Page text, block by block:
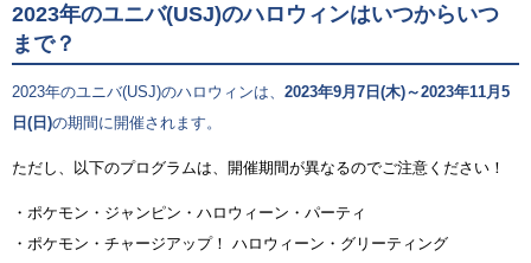
2023年のユニバ(USJ)のハロウィンはいつからいつ
まで？
2023年のユニバ(USJ)のハロウィンは、 2023年9月7日(木)～2023年11月5
日(日)の期間に開催されます。
ただし、以下のプログラムは、開催期間が異なるのでご注意ください！
・ポケモン・ジャンピン・ハロウィーン・パーティ
・ポケモン・チャージアップ！ ハロウィーン・グリーティング